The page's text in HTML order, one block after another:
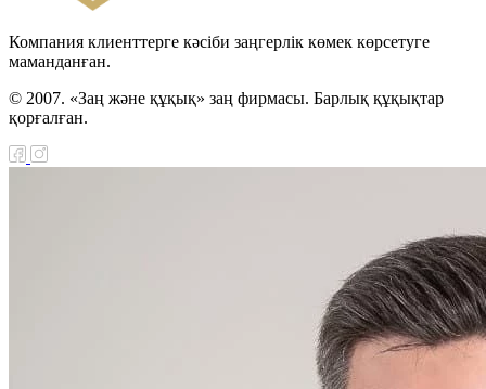
Компания клиенттерге кәсіби заңгерлік көмек көрсетуге
маманданған.
© 2007. «Заң және құқық» заң фирмасы. Барлық құқықтар
қорғалған.